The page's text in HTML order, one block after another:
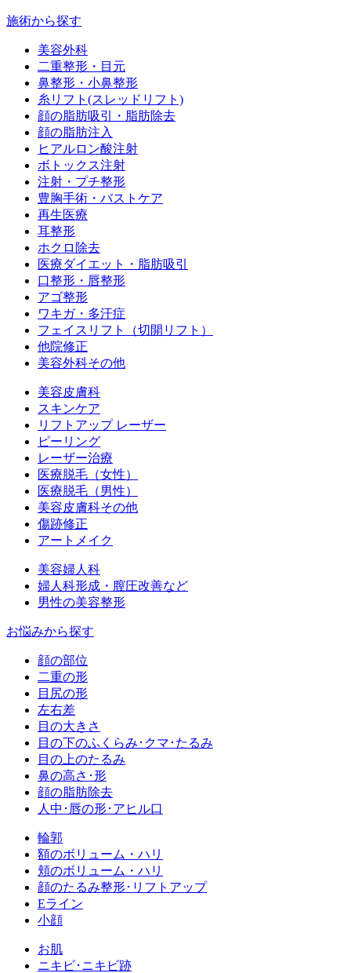
施術から探す
美容外科
二重整形・目元
鼻整形・小鼻整形
糸リフト(スレッドリフト)
顔の脂肪吸引・脂肪除去
顔の脂肪注入
ヒアルロン酸注射
ボトックス注射
注射・プチ整形
豊胸手術・バストケア
再生医療
耳整形
ホクロ除去
医療ダイエット・脂肪吸引
口整形・唇整形
アゴ整形
ワキガ・多汗症
フェイスリフト（切開リフト）
他院修正
美容外科その他
美容皮膚科
スキンケア
リフトアップ レーザー
ピーリング
レーザー治療
医療脱毛（女性）
医療脱毛（男性）
美容皮膚科その他
傷跡修正
アートメイク
美容婦人科
婦人科形成・膣圧改善など
男性の美容整形
お悩みから探す
顔の部位
二重の形
目尻の形
左右差
目の大きさ
目の下のふくらみ･クマ･たるみ
目の上のたるみ
鼻の高さ･形
顔の脂肪除去
人中･唇の形･アヒル口
輪郭
額のボリューム・ハリ
頬のボリューム・ハリ
顔のたるみ整形･リフトアップ
Eライン
小顔
お肌
ニキビ･ニキビ跡